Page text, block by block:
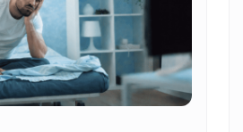
дает организмуRead